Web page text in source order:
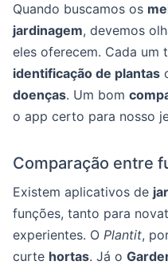
Quando buscamos os
jardinagem, devemos
eles oferecem. Cada um
identificação de plantas
doenças. Um bom
o app certo para nosso
Comparação entre
Existem aplicativos de
funções, tanto para
experientes. O Plantit,
curte hortas. Já o